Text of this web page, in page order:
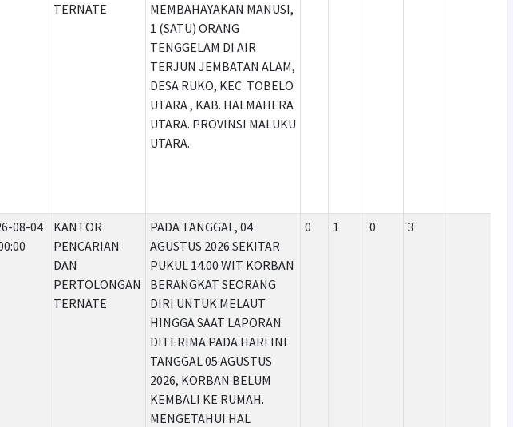
TERNATE
MEMBAHAYAKAN MANUSI,
1 (SATU) ORANG
TENGGELAM DI AIR
TERJUN JEMBATAN ALAM,
DESA RUKO, KEC. TOBELO
UTARA , KAB. HALMAHERA
UTARA. PROVINSI MALUKU
UTARA.
08-04
KANTOR
PENCARIAN
DAN
PERTOLONGAN
TERNATE
PADA TANGGAL, 04
AGUSTUS 2026 SEKITAR
PUKUL 14.00 WIT KORBAN
BERANGKAT SEORANG
DIRI UNTUK MELAUT
HINGGA SAAT LAPORAN
DITERIMA PADA HARI INI
TANGGAL 05 AGUSTUS
2026, KORBAN BELUM
KEMBALI KE RUMAH.
MENGETAHUI HAL
0 1 0 3